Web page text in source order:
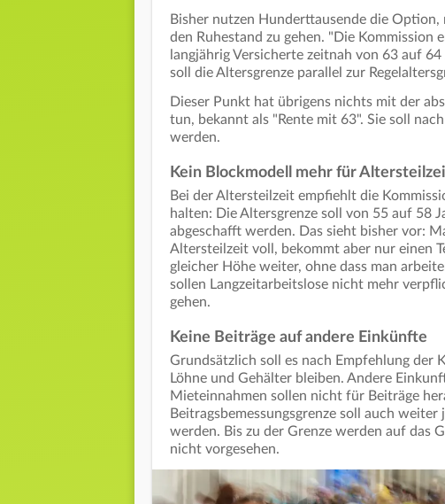
Bisher nutzen Hunderttausende die
den Ruhestand zu gehen. "Die
langjährig Versicherte zeitnah von 63 auf
soll die Altersgrenze parallel zur
Dieser Punkt hat übrigens nichts mit der
tun, bekannt als "Rente mit 63". Sie soll
werden.
Kein Blockmodell mehr für
Bei der Altersteilzeit empfiehlt die
halten: Die Altersgrenze soll von 55 auf 58
abgeschafft werden. Das sieht bisher vor:
Altersteilzeit voll, bekommt aber nur einen
gleicher Höhe weiter, ohne dass man
sollen Langzeitarbeitslose nicht mehr
gehen.
Keine Beiträge auf andere Einkünfte
Grundsätzlich soll es nach Empfehlung der
Löhne und Gehälter bleiben. Andere
Mieteinnahmen sollen nicht für Beiträge
Beitragsbemessungsgrenze soll auch
werden. Bis zu der Grenze werden auf das
nicht vorgesehen.